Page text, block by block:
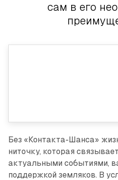
сам в его
Без «Контакта-Шанса»
ниточку, которая
актуальными событиями,
поддержкой земляков. В